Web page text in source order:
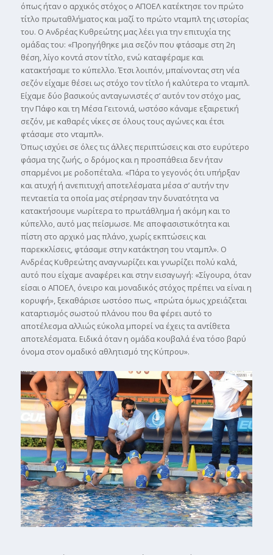
όπως ήταν ο αρχικός στόχος ο ΑΠΟΕΛ κατέκτησε τον πρώτο
τίτλο πρωταθλήµατος και µαζί το πρώτο νταµπλ της ιστορίας
του. Ο Ανδρέας Κυθρεώτης µας λέει για την επιτυχία της
οµάδας του: «Προηγήθηκε µια σεζόν που φτάσαµε στη 2η
θέση, λίγο κοντά στον τίτλο, ενώ καταφέραµε και
κατακτήσαµε το κύπελλο. Έτσι λοιπόν, µπαίνοντας στη νέα
σεζόν είχαµε θέσει ως στόχο τον τίτλο ή καλύτερα το νταµπλ.
Είχαµε δύο βασικούς ανταγωνιστές σ’ αυτόν τον στόχο µας,
την Πάφο και τη Μέσα Γειτονιά, ωστόσο κάναµε εξαιρετική
σεζόν, µε καθαρές νίκες σε όλους τους αγώνες και έτσι
φτάσαµε στο νταµπλ».
Όπως ισχύει σε όλες τις άλλες περιπτώσεις και στο ευρύτερο
φάσµα της ζωής, ο δρόµος και η προσπάθεια δεν ήταν
σπαρµένοι µε ροδοπέταλα. «Πάρα το γεγονός ότι υπήρξαν
και ατυχή ή ανεπιτυχή αποτελέσµατα µέσα σ’ αυτήν την
πενταετία τα οποία µας στέρησαν την δυνατότητα να
κατακτήσουµε νωρίτερα το πρωτάθληµα ή ακόµη και το
κύπελλο, αυτό µας πείσµωσε. Με αποφασιστικότητα και
πίστη στο αρχικό µας πλάνο, χωρίς εκπτώσεις και
παρεκκλίσεις, φτάσαµε στην κατάκτηση του νταµπλ». Ο
Ανδρέας Κυθρεώτης αναγνωρίζει και γνωρίζει πολύ καλά,
αυτό που είχαµε αναφέρει και στην εισαγωγή: «Σίγουρα, όταν
είσαι ο ΑΠΟΕΛ, όνειρο και µοναδικός στόχος πρέπει να είναι η
κορυφή», ξεκαθάρισε ωστόσο πως, «πρώτα όµως χρειάζεται
καταρτισµός σωστού πλάνου που θα φέρει αυτό το
αποτέλεσµα αλλιώς εύκολα µπορεί να έχεις τα αντίθετα
αποτελέσµατα. Ειδικά όταν η οµάδα κουβαλά ένα τόσο βαρύ
όνοµα στον οµαδικό αθλητισµό της Κύπρου».